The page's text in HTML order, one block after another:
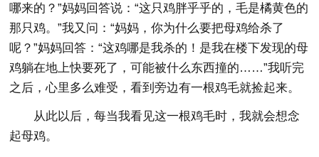
哪来的？”妈妈回答说：“这只鸡胖乎乎的，毛是橘黄色的
那只鸡。”我又问：“妈妈，你为什么要把母鸡给杀了
呢？”妈妈回答：“这鸡哪是我杀的！是我在楼下发现的母
鸡躺在地上快要死了，可能被什么东西撞的……”我听完
之后，心里多么难受，看到旁边有一根鸡毛就捡起来。
从此以后，每当我看见这一根鸡毛时，我就会想念
起母鸡。